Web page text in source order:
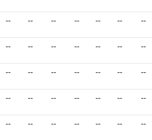
-- -- -- -- -- -- --
-- -- -- -- -- -- --
-- -- -- -- -- -- --
-- -- -- -- -- -- --
-- -- -- -- -- -- --